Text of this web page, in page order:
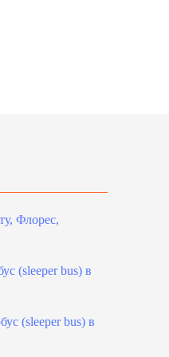
Флорес,
(sleeper bus) в
(sleeper bus) в